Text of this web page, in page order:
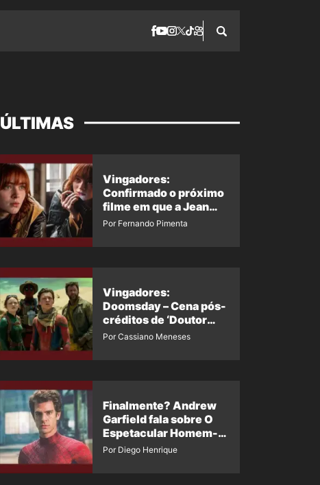
ÚLTIMAS
Vingadores:
Confirmado o próximo
filme em que a Jean
Grey irá aparecer
Por Fernando Pimenta
Vingadores:
Doomsday – Cena pós-
créditos de ‘Doutor
Destino’ é revelada
Por Cassiano Meneses
Finalmente? Andrew
Garfield fala sobre O
Espetacular Homem-
Aranha 3
Por Diego Henrique